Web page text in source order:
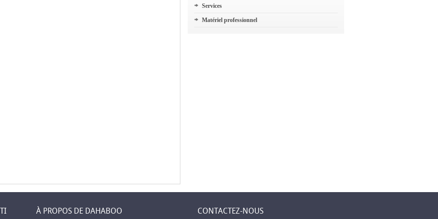
Services
Matériel professionnel
À PROPOS DE DAHABOO CONTACTEZ-NOUS